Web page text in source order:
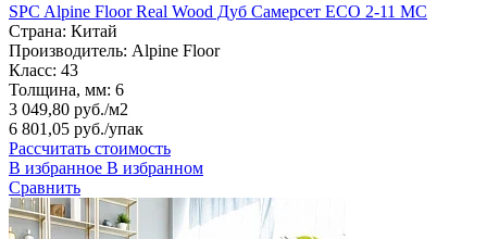
SPC Alpine Floor Real Wood Дуб Самерсет ЕСО 2-11 MC
Страна: Китай
Производитель: Alpine Floor
Класс: 43
Толщина, мм: 6
3 049,80 руб./м2
6 801,05 руб./упак
Рассчитать стоимость
В избранное В избранном
Сравнить